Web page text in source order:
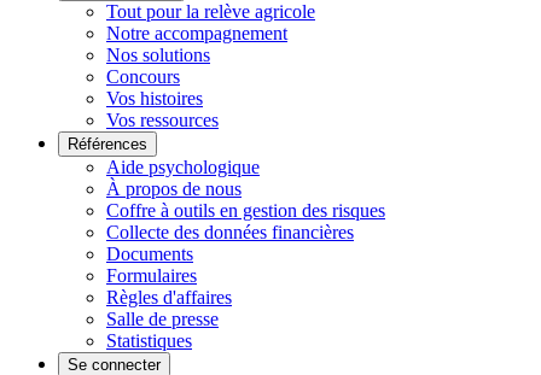
Tout pour la relève agricole
Notre accompagnement
Nos solutions
Concours
Vos histoires
Vos ressources
Références
Aide psychologique
À propos de nous
Coffre à outils en gestion des risques
Collecte des données financières
Documents
Formulaires
Règles d'affaires
Salle de presse
Statistiques
Se connecter